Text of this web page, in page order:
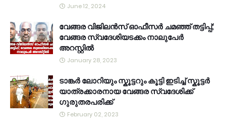
June 12, 2024
വേങ്ങര വിജിലൻസ് ഓഫീസർ ചമഞ്ഞ് തട്ടിപ്പ്;
വേങ്ങര സ്വദേശിയടക്കം നാലുപേർ
അറസ്റ്റിൽ
January 28, 2023
ടാങ്കർ ലോറിയും സ്കൂട്ടറും കൂട്ടി ഇടിച്ച് സ്കൂട്ടർ
യാത്രക്കാരനായ വേങ്ങര സ്വദേശിക്ക്
ഗുരുതരപരിക്ക്
February 02, 2023